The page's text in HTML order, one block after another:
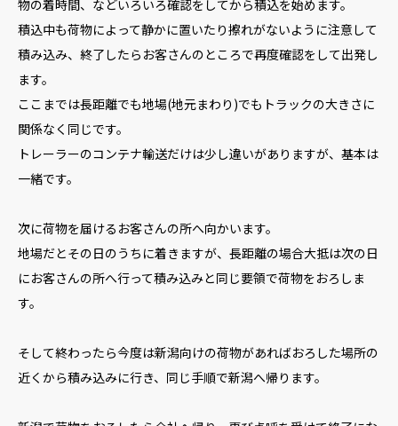
物の着時間、などいろいろ確認をしてから積込を始めます。
積込中も荷物によって静かに置いたり擦れがないように注意して
積み込み、終了したらお客さんのところで再度確認をして出発し
ます。
ここまでは長距離でも地場(地元まわり)でもトラックの大きさに
関係なく同じです。
トレーラーのコンテナ輸送だけは少し違いがありますが、基本は
一緒です。
次に荷物を届けるお客さんの所へ向かいます。
地場だとその日のうちに着きますが、長距離の場合大抵は次の日
にお客さんの所へ行って積み込みと同じ要領で荷物をおろしま
す。
そして終わったら今度は新潟向けの荷物があればおろした場所の
近くから積み込みに行き、同じ手順で新潟へ帰ります。